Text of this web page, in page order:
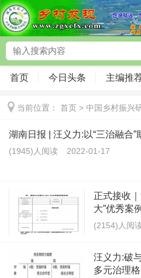
首页 今日头条 主编推
当前位置： 首页 > 中国乡村振兴
湖南日报 | 汪义力:以“三治融合”
(1945)人阅读 2022-01-17
正式接收
大”优秀案
(2154)人阅
汪义力:破
多元治理